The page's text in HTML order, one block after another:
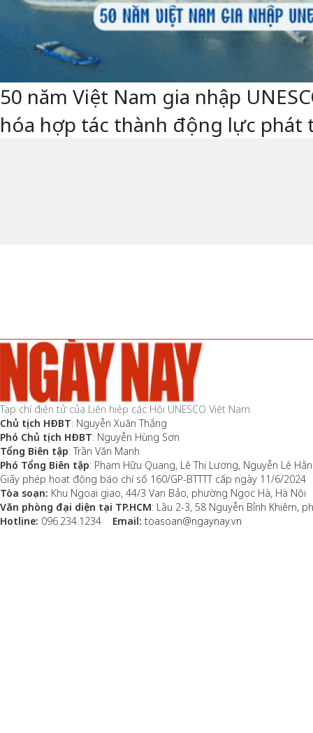
50 năm Việt Nam gia nhập
hóa hợp tác thành động lực
Tạp chí điện tử của Liên hiệp các Hội UNESCO Việt Nam
Chủ tịch HĐBT: Nguyễn Xuân Thắng
Phó Chủ tịch HĐBT: Nguyễn Hùng Sơn
Tổng Biên tập: Trần Văn Mạnh
Phó Tổng Biên tập: Phạm Hữu Quang, Lê Thị Lương, Nguyễn Lệ
Giấy phép hoạt động báo chí số 160/GP-BTTTT cấp ngày 11/6/2024
Tòa soạn: Khu Ngoại giao, 44/3 Vạn Bảo, phường Ngọc Hà, Hà Nội
Văn phòng đại diện tại TP.HCM: Lầu 2-3, 58 Nguyễn Bỉnh Khiêm,
Hotline: 096.234.1234 Email: toasoan@ngaynay.vn